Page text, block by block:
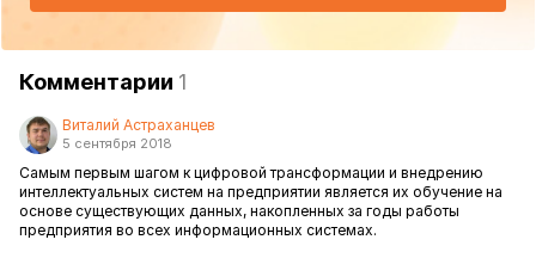
Комментарии 1
Виталий Астраханцев
5 сентября 2018
Самым первым шагом к цифровой трансформации и внедрению
интеллектуальных систем на предприятии является их обучение на
основе существующих данных, накопленных за годы работы
предприятия во всех информационных системах.